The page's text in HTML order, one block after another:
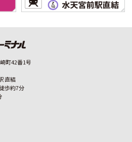
町42番1号
直結
歩約7分